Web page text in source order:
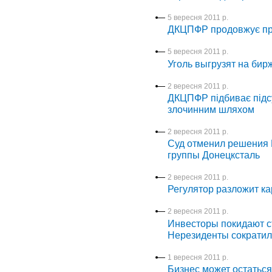
5 вересня 2011 р.
ДКЦПФР продовжує
5 вересня 2011 р.
Уголь выгрузят на
2 вересня 2011 р.
ДКЦПФР підбиває
злочинним шляхом
2 вересня 2011 р.
Суд отменил решения
группы Донецксталь
2 вересня 2011 р.
Регулятор разложит
2 вересня 2011 р.
Инвесторы покидают
Нерезиденты
1 вересня 2011 р.
Бизнес может